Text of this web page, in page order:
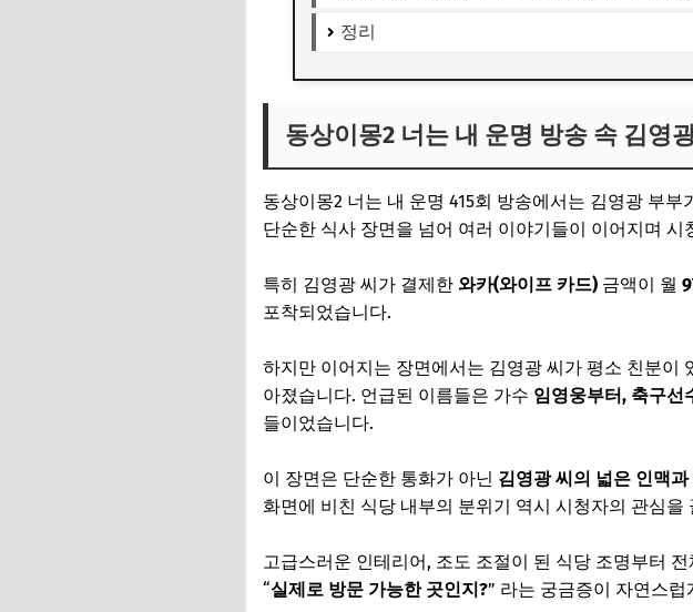
정리
동상이몽2 너는 내 운명 방송 속 김영
동상이몽2 너는 내 운명 415회 방송에서는 김영광 부
단순한 식사 장면을 넘어 여러 이야기들이 이어지며 시
특히 김영광 씨가 결제한 와카(와이프 카드) 금액이 월
포착되었습니다.
하지만 이어지는 장면에서는 김영광 씨가 평소 친분이
아졌습니다. 언급된 이름들은 가수 임영웅부터, 축구선
들이었습니다.
이 장면은 단순한 통화가 아닌 김영광 씨의 넓은 인맥
화면에 비친 식당 내부의 분위기 역시 시청자의 관심을
고급스러운 인테리어, 조도 조절이 된 식당 조명부터
“실제로 방문 가능한 곳인지?” 라는 궁금증이 자연스럽